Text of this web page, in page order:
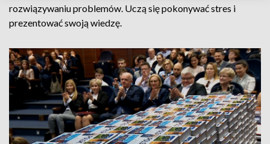
rozwiązywaniu problemów. Uczą się pokonywać stres i
prezentować swoją wiedzę.